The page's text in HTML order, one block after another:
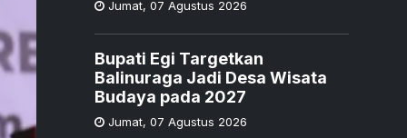
Jumat, 07 Agustus 2026
Bupati Egi Targetkan
Balinuraga Jadi Desa Wisata
Budaya pada 2027
Jumat, 07 Agustus 2026